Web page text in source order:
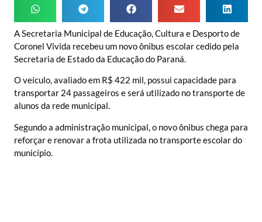
A Secretaria Municipal de Educação, Cultura e Desporto de
Coronel Vivida recebeu um novo ônibus escolar cedido pela
Secretaria de Estado da Educação do Paraná.
O veículo, avaliado em R$ 422 mil, possui capacidade para
transportar 24 passageiros e será utilizado no transporte de
alunos da rede municipal.
Segundo a administração municipal, o novo ônibus chega para
reforçar e renovar a frota utilizada no transporte escolar do
município.